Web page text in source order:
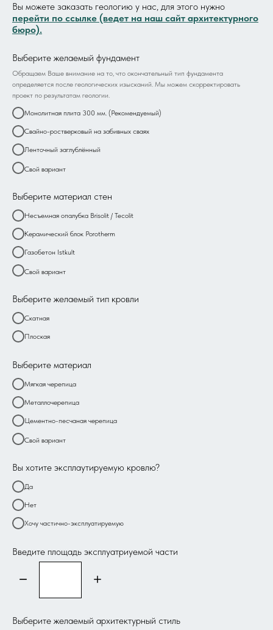
Вы можете заказать геологию у нас, для этого нужно
перейти по ссылке (ведет на наш сайт архитектурного
бюро).
Выберите желаемый фундамент
Обращаем Ваше внимание на то, что окончательный тип фундамента
определяется после геологических изысканий. Мы можем скорректировать
проект по результатам геологии.
Монолитная плита 300 мм. (Рекомендуемый)
Свайно-ростверковый на забивных сваях
Ленточный заглублённый
Свой вариант
Выберите материал стен
Несъемная опалубка Brisolit / Tecolit
Керамический блок Porotherm
Газобетон Istkult
Свой вариант
Выберите желаемый тип кровли
Скатная
Плоская
Выберите материал
Мягкая черепица
Металлочерепица
Цементно-песчаная черепица
Свой вариант
Вы хотите эксплаутируемую кровлю?
Да
Нет
Хочу частично-эксплуатируемую
Введите площадь эксплуатриуемой части
Выберите желаемый архитектурный стиль